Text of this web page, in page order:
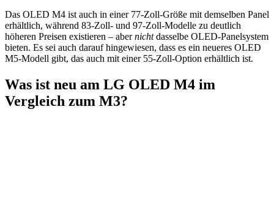
Das OLED M4 ist auch in einer 77-Zoll-Größe mit demselben Panel
erhältlich, während 83-Zoll- und 97-Zoll-Modelle zu deutlich
höheren Preisen existieren – abernichtdasselbe OLED-Panelsystem
bieten. Es sei auch darauf hingewiesen, dass es ein neueres OLED
M5-Modell gibt, das auch mit einer 55-Zoll-Option erhältlich ist.
Was ist neu am LG OLED M4 im
Vergleich zum M3?